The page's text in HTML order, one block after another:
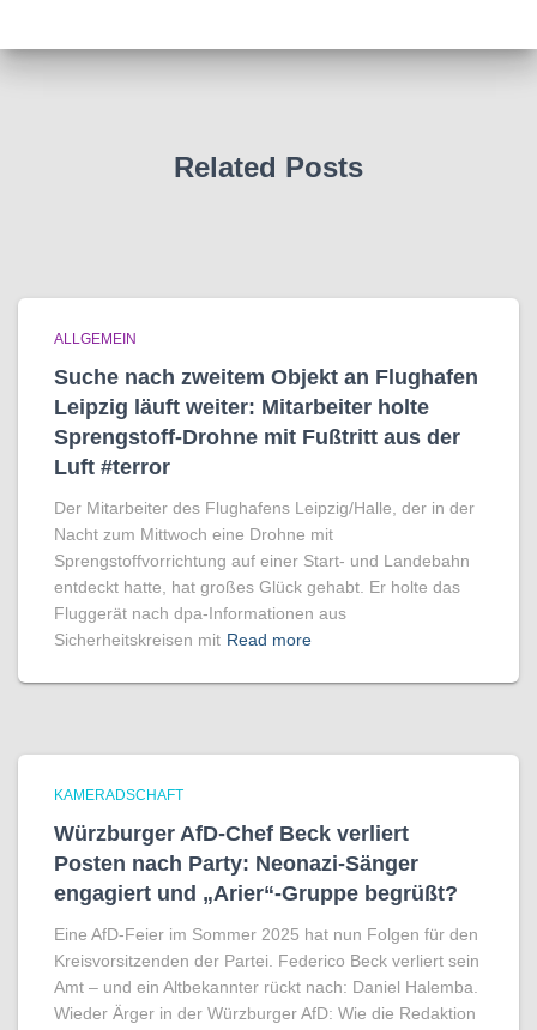
Related Posts
ALLGEMEIN
Suche nach zweitem Objekt an Flughafen
Leipzig läuft weiter: Mitarbeiter holte
Sprengstoff-Drohne mit Fußtritt aus der
Luft #terror
Der Mitarbeiter des Flughafens Leipzig/Halle, der in der
Nacht zum Mittwoch eine Drohne mit
Sprengstoffvorrichtung auf einer Start- und Landebahn
entdeckt hatte, hat großes Glück gehabt. Er holte das
Fluggerät nach dpa-Informationen aus
Sicherheitskreisen mit Read more
KAMERADSCHAFT
Würzburger AfD-Chef Beck verliert
Posten nach Party: Neonazi-Sänger
engagiert und „Arier“-Gruppe begrüßt?
Eine AfD-Feier im Sommer 2025 hat nun Folgen für den
Kreisvorsitzenden der Partei. Federico Beck verliert sein
Amt – und ein Altbekannter rückt nach: Daniel Halemba.
Wieder Ärger in der Würzburger AfD: Wie die Redaktion